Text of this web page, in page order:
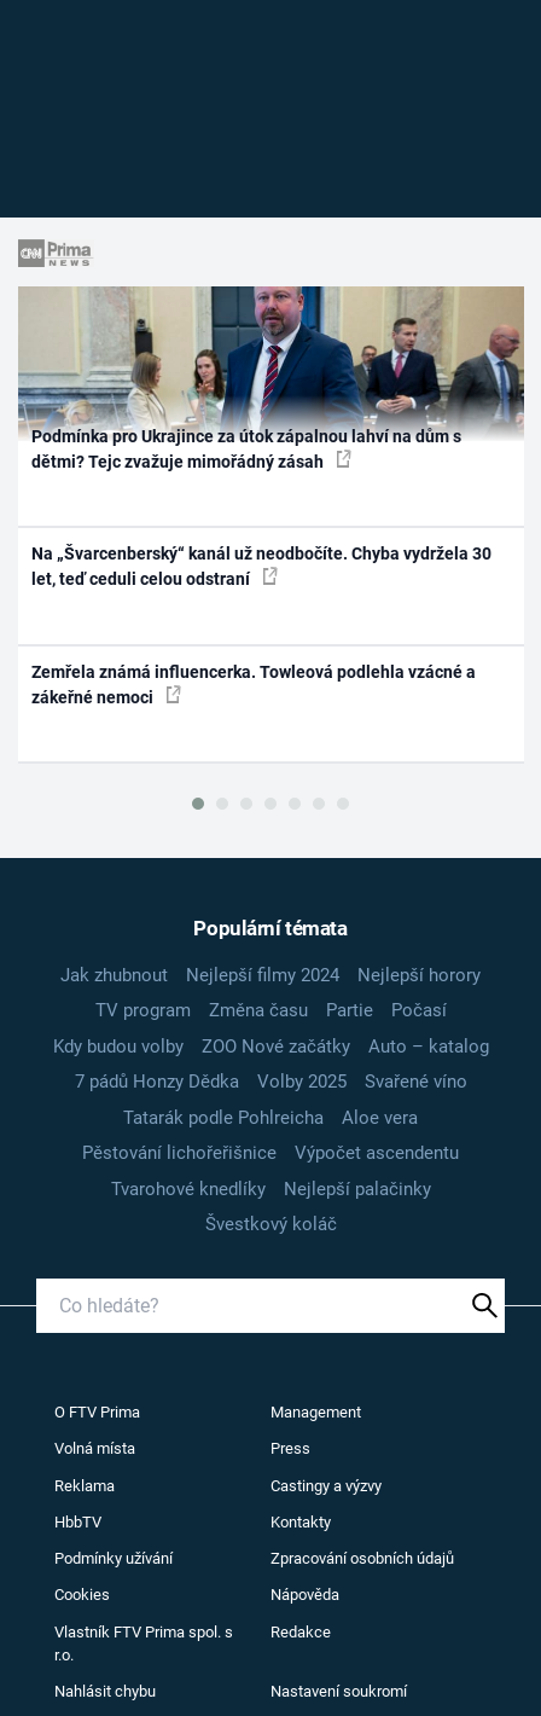
Podmínka pro Ukrajince za útok zápalnou lahví na dům s
dětmi? Tejc zvažuje mimořádný zásah
Na „Švarcenberský“ kanál už neodbočíte. Chyba vydržela 30
let, teď ceduli celou odstraní
Zemřela známá influencerka. Towleová podlehla vzácné a
zákeřné nemoci
Populární témata
Jak zhubnout Nejlepší filmy 2024
Nejlepší horory
TV program
Změna času Partie
Počasí
Kdy budou volby
ZOO Nové začátky
Auto – katalog
7 pádů Honzy Dědka
Volby 2025
Svařené víno
Tatarák podle Pohlreicha
Aloe vera
Pěstování lichořeřišnice
Výpočet ascendentu
Tvarohové knedlíky
Nejlepší palačinky
Švestkový koláč
O FTV Prima Management
Volná místa Press
Reklama Castingy a výzvy
HbbTV Kontakty
Podmínky užívání Zpracování osobních údajů
Cookies Nápověda
Vlastník FTV Prima spol. s
r.o.
Redakce
Nahlásit chybu Nastavení soukromí